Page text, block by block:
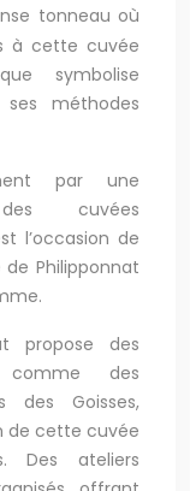
tonneau où
à cette cuvée
symbolise
méthodes
par une
cuvées
l’occasion de
Philipponnat
propose des
comme des
des Goisses,
de cette cuvée
Des ateliers